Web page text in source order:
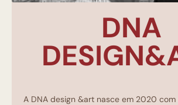
DNA
A DNA design &art nasce em 2020